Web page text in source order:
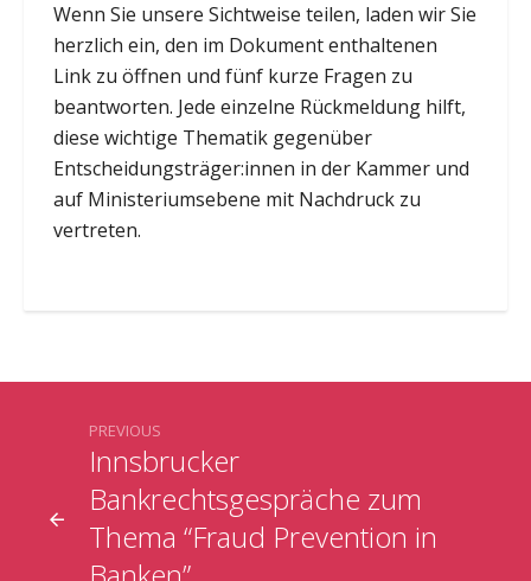
Wenn Sie unsere Sichtweise teilen, laden wir Sie
herzlich ein, den im Dokument enthaltenen
Link zu öffnen und fünf kurze Fragen zu
beantworten. Jede einzelne Rückmeldung hilft,
diese wichtige Thematik gegenüber
Entscheidungsträger:innen in der Kammer und
auf Ministeriumsebene mit Nachdruck zu
vertreten.
Innsbrucker
Bankrechtsgespräche zum
Thema “Fraud Prevention in
PREVIOUS